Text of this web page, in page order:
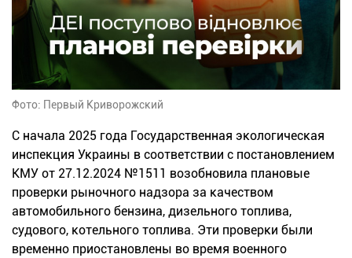
Фото: Первый Криворожский
С начала 2025 года Государственная экологическая
инспекция Украины в соответствии с постановлением
КМУ от 27.12.2024 №1511 возобновила плановые
проверки рыночного надзора за качеством
автомобильного бензина, дизельного топлива,
судового, котельного топлива. Эти проверки были
временно приостановлены во время военного